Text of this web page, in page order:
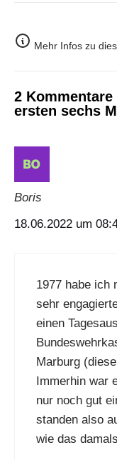
Mehr Infos zu
2
ersten sechs
Boris
18.06.2022 um
1977 habe ich
sehr
einen
Marburg
Immerhin war
nur noch gut
standen also
wie das